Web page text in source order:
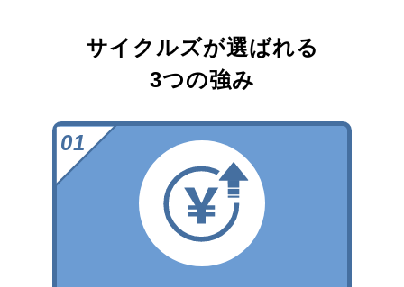
サイクルズが選ばれる
3つの強み